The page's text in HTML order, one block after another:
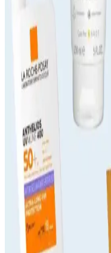
Güneşin zararlı etkilerine
eşitleyen güneş kremleri,
profesyonel kullanımda
Güneş Kremi
Güvenilirlik Analizi
Güneş kremi seçiminde
gibi faktörler göz önünde
SPF 50 Güneş
İpuçları Hakkında
SPF 50 güneş koruyucu
sağlar. Bu rehberde, ürün
cilt sağlığını koruma ve
ipuçlarıyla anlatılıyor.
Güneş Kremi Seçimi
Güvenilir Markalar